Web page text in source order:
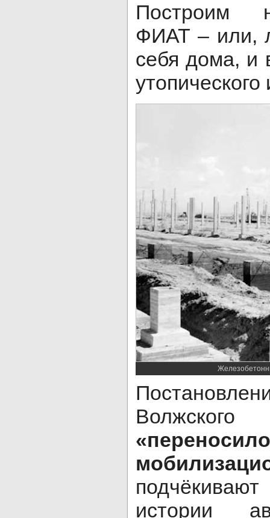
Построим
ФИАТ – или,
себя дома, и
истории